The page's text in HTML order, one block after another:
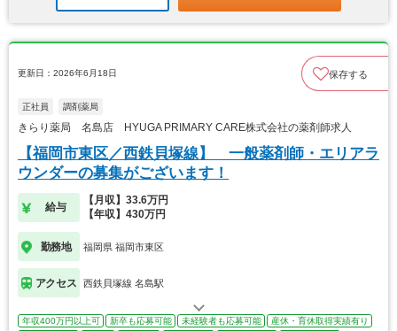
更新日：2026年6月18日 保存する
正社員 調剤薬局
きらり薬局 名島店 HYUGA PRIMARY CARE株式会社の薬剤師求人
【福岡市東区／西鉄貝塚線】 一般薬剤師・エリアラ
ウンダーの募集がございます！
給与
【月収】33.6万円
【年収】430万円
勤務地 福岡県 福岡市東区
アクセス 西鉄貝塚線 名島駅
年収400万円以上可 新卒も応募可能 未経験者も応募可能
産休・育休取得実績有り